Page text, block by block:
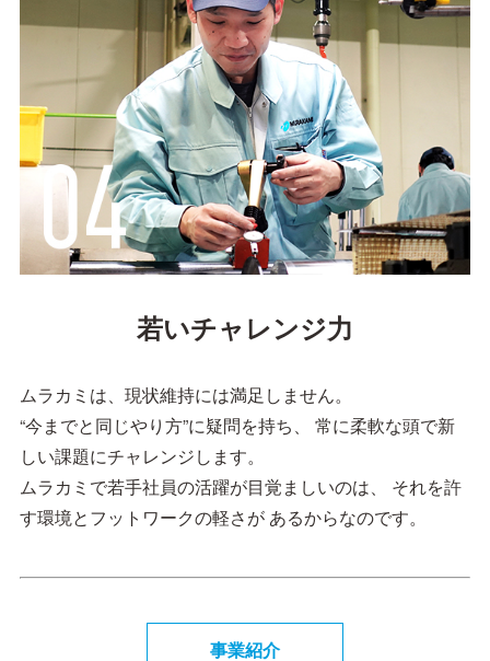
若いチャレンジ力
ムラカミは、現状維持には満足しません。
“今までと同じやり方”に疑問を持ち、
常に柔軟な頭で新
しい課題にチャレンジします。
ムラカミで若手社員の活躍が目覚ましいのは、 それを許
す環境とフットワークの軽さがあるからなのです。
事業紹介